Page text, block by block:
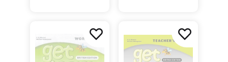
Материалы для
учителя